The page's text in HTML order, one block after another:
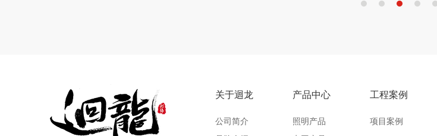
关于迴龙
公司简介
产品中心
照明产品
工程案例
项目案例